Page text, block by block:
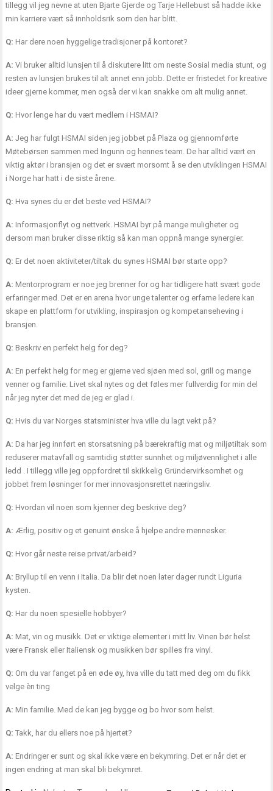
tillegg vil jeg nevne at uten Bjarte Gjerde og Tarje Hellebust så hadde ikke
min karriere vært så innholdsrik som den har blitt.
Q: Har dere noen hyggelige tradisjoner på kontoret?
A: Vi bruker alltid lunsjen til å diskutere litt om neste Sosial media stunt, og
resten av lunsjen brukes til alt annet enn jobb. Dette er fristedet for kreative
ideer gjerne kommer, men også der vi kan snakke om alt mulig annet.
Q: Hvor lenge har du vært medlem i HSMAI?
A: Jeg har fulgt HSMAI siden jeg jobbet på Plaza og gjennomførte
Møtebørsen sammen med Ingunn og hennes team. De har alltid vært en
viktig aktør i bransjen og det er svært morsomt å se den utviklingen HSMAI
i Norge har hatt i de siste årene.
Q: Hva synes du er det beste ved HSMAI?
A: Informasjonflyt og nettverk. HSMAI byr på mange muligheter og
dersom man bruker disse riktig så kan man oppnå mange synergier.
Q: Er det noen aktiviteter/tiltak du synes HSMAI bør starte opp?
A: Mentorprogram er noe jeg brenner for og har tidligere hatt svært gode
erfaringer med. Det er en arena hvor unge talenter og erfarne ledere kan
skape en plattform for utvikling, inspirasjon og kompetanseheving i
bransjen.
Q: Beskriv en perfekt helg for deg?
A: En perfekt helg for meg er gjerne ved sjøen med sol, grill og mange
venner og familie. Livet skal nytes og det føles mer fullverdig for min del
når jeg nyter det med de jeg er glad i.
Q: Hvis du var Norges statsminister hva ville du lagt vekt på?
A: Da har jeg innført en storsatsning på bærekraftig mat og miljøtiltak som
reduserer matavfall og samtidig støtter sunnhet og miljøvennlighet i alle
ledd . I tillegg ville jeg oppfordret til skikkelig Gründervirksomhet og
jobbet frem løsninger for mer innovasjonsrettet næringsliv.
Q: Hvordan vil noen som kjenner deg beskrive deg?
A: Ærlig, positiv og et genuint ønske å hjelpe andre mennesker.
Q: Hvor går neste reise privat/arbeid?
A: Bryllup til en venn i Italia. Da blir det noen later dager rundt Liguria
kysten.
Q: Har du noen spesielle hobbyer?
A: Mat, vin og musikk. Det er viktige elementer i mitt liv. Vinen bør helst
være Fransk eller Italiensk og musikken bør spilles fra vinyl.
Q: Om du var fanget på en øde øy, hva ville du tatt med deg om du fikk
velge èn ting
A: Min familie. Med de kan jeg bygge og bo hvor som helst.
Q: Takk, har du ellers noe på hjertet?
A: Endringer er sunt og skal ikke være en bekymring. Det er når det er
ingen endring at man skal bli bekymret.